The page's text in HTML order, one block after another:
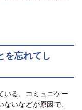
忘れてし
いる、コミュニケー
いなどが原因で、